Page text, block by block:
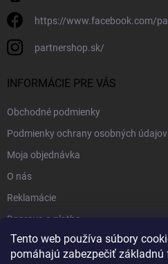
Tento web používa súbory
pomáhajú zabezpečiť základnú
https://www.facebook.com/
partnershop.sk/
INFORMÁCIE PRE VÁS
Obchodné podmienky
Podmienky ochrany osobných údajov
Moja objednávka
O nás
Reklamácie
Doprava a platba
Kontakt
Blog